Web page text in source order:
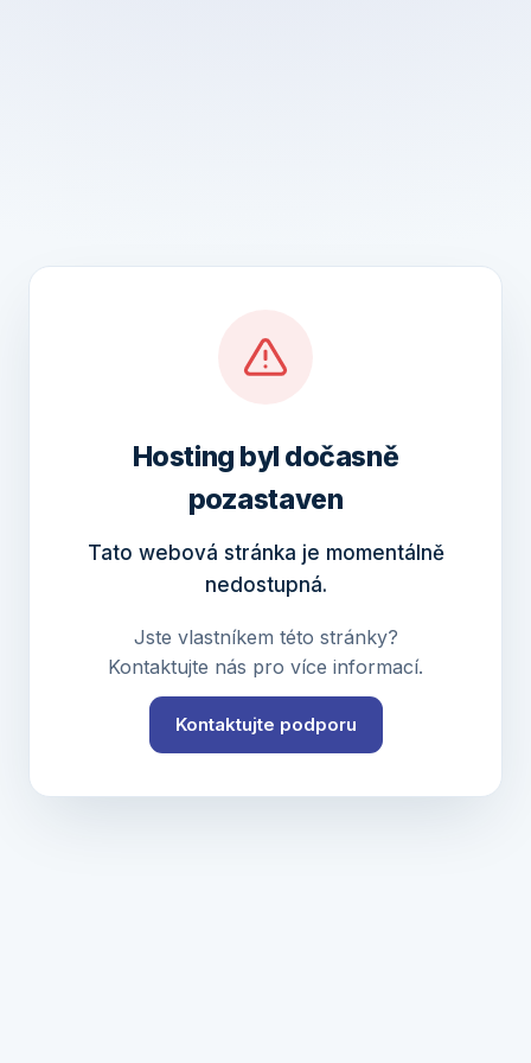
Hosting byl dočasně
pozastaven
Tato webová stránka je momentálně
nedostupná.
Jste vlastníkem této stránky?
Kontaktujte nás pro více informací.
Kontaktujte podporu